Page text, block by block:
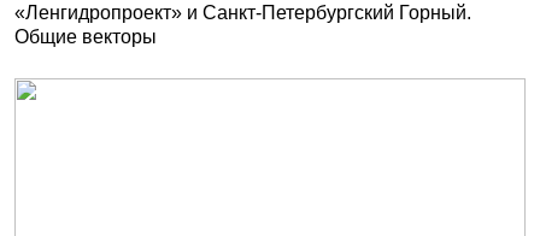
«Ленгидропроект» и Санкт-Петербургский Горный.
Общие векторы